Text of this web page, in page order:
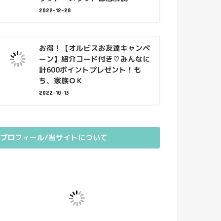
2022-12-28
お得！【オルビスお友達キャンペ
ーン】紹介コード付き♡みんなに
計600ポイントプレゼント！も
ち、家族ＯＫ
2022-10-13
プロフィール/当サイトについて